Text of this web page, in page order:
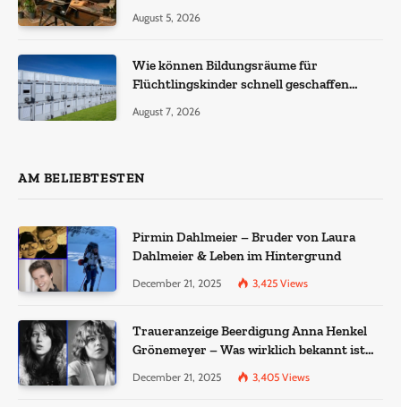
August 5, 2026
Wie können Bildungsräume für
Flüchtlingskinder schnell geschaffen
August 7, 2026
AM BELIEBTESTEN
Pirmin Dahlmeier – Bruder von Laura
Dahlmeier & Leben im Hintergrund
December 21, 2025 3,425 Views
Traueranzeige Beerdigung Anna Henkel
Grönemeyer – Was wirklich bekannt ist
und was nicht bestätigt wurde
December 21, 2025 3,405 Views